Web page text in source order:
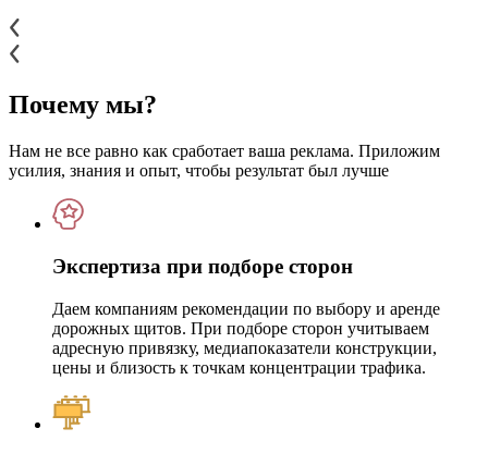
Почему мы?
Нам не все равно как сработает ваша реклама. Приложим
усилия, знания и опыт, чтобы результат был лучше
Экспертиза при подборе сторон
Даем компаниям рекомендации по выбору и аренде
дорожных щитов. При подборе сторон учитываем
адресную привязку, медиапоказатели конструкции,
цены и близость к точкам концентрации трафика.